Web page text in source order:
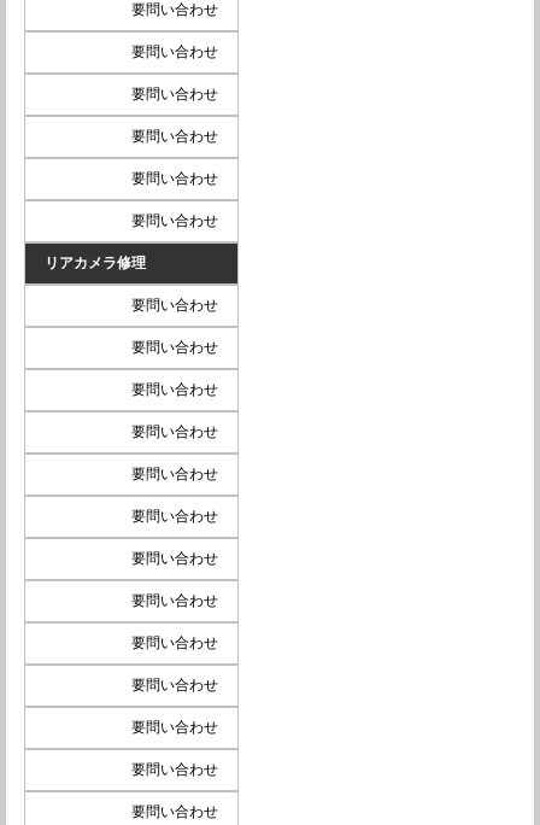
要問い合わせ
要問い合わせ
要問い合わせ
要問い合わせ
要問い合わせ
要問い合わせ
リアカメラ修理
要問い合わせ
要問い合わせ
要問い合わせ
要問い合わせ
要問い合わせ
要問い合わせ
要問い合わせ
要問い合わせ
要問い合わせ
要問い合わせ
要問い合わせ
要問い合わせ
要問い合わせ